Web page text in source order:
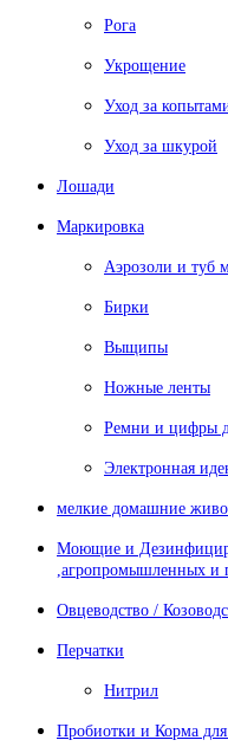
Рога
Укрощение
Уход за
Уход за шкурой
Лошади
Маркировка
Аэрозоли и туб
Бирки
Выщипы
Ножные ленты
Ремни и цифры
Электронная
мелкие домашние
Моющие и
,агропромышленных и
Овцеводство /
Перчатки
Нитрил
Пробиотки и Корма